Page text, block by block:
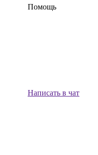
Помощь
Написать в чат